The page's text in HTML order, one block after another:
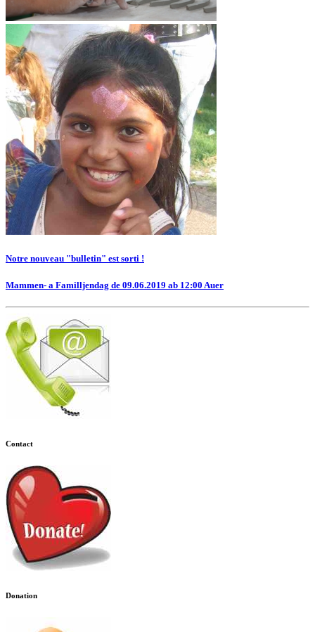
Notre nouveau "bulletin" est sorti !
Mammen- a Familljendag de 09.06.2019 ab 12:00 Auer
Contact
Donation